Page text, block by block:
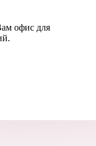
офис для